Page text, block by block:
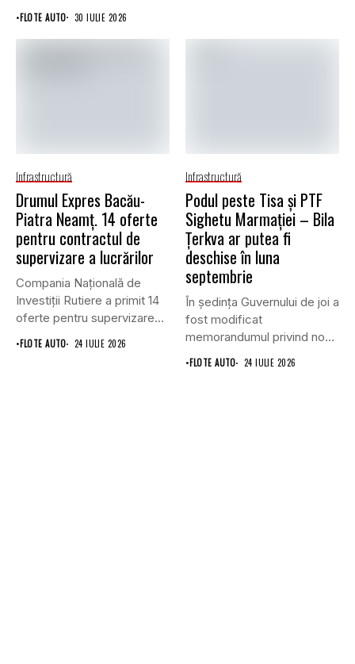
•FLOTE AUTO 30 IULIE 2026
Infrastructură
Drumul Expres Bacău-
Piatra Neamț. 14 oferte
pentru contractul de
supervizare a lucrărilor
Compania Națională de
Investiții Rutiere a primit 14
oferte pentru supervizarea
lucrărilor...
•FLOTE AUTO 24 IULIE 2026
Infrastructură
Podul peste Tisa și PTF
Sighetu Marmației – Bila
Țerkva ar putea fi
deschise în luna
septembrie
În ședința Guvernului de joi a
fost modificat
memorandumul privind noul
punct...
•FLOTE AUTO 24 IULIE 2026